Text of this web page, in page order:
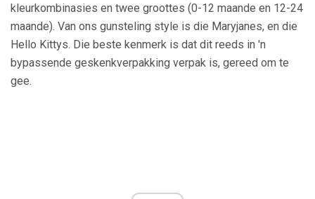
kleurkombinasies en twee groottes (0-12 maande en 12-24
maande). Van ons gunsteling style is die Maryjanes, en die
Hello Kittys. Die beste kenmerk is dat dit reeds in 'n
bypassende geskenkverpakking verpak is, gereed om te
gee.